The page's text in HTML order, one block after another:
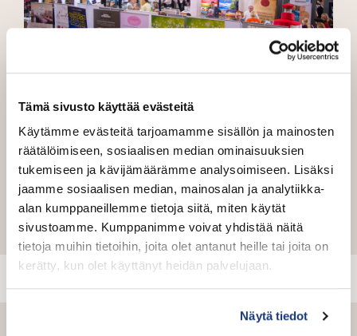
Tämä sivusto käyttää evästeitä
Käytämme evästeitä tarjoamamme sisällön ja mainosten
räätälöimiseen, sosiaalisen median ominaisuuksien
tukemiseen ja kävijämäärämme analysoimiseen. Lisäksi
jaamme sosiaalisen median, mainosalan ja analytiikka-
alan kumppaneillemme tietoja siitä, miten käytät
sivustoamme. Kumppanimme voivat yhdistää näitä
tietoja muihin tietoihin, joita olet antanut heille tai joita on
kerätty, kun olet käyttänyt heidän palvelujaan.
Näytä tiedot
Suoma
SUOMA-ryhmämyyntikiertue: 100 syytä
matkailla Suomessa.
Lue lisää